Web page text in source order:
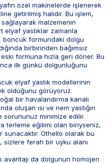
özel makinelerde işlenerek
getirilmiş halidir. Bu işlem,
malzemenin
elyaf yastıklar zamanla
boncuk formundaki dolgu
birbirinden bağımsız
formuna hızla geri döner. Bu
ilk günkü dolgunluğunu
elyaf yastık modellerinin
olduğunu görüyoruz.
bir havalandırma kanalı
oluşan ısı ve nem yastığın
sorununuz minimize edilir.
terleme eğilimi olan biriyseniz,
Othello olarak bu
ferah bir uyku alanı
avantajı da dolgunun homojen